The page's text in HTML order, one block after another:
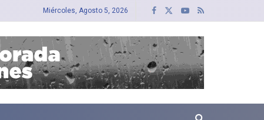
Miércoles, Agosto 5, 2026